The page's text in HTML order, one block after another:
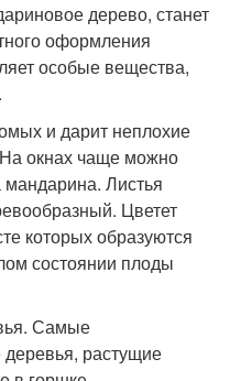
дерево, станет
оформления
особые вещества,
и дарит неплохие
окнах чаще можно
мандарина. Листья
Цветет
которых образуются
состоянии плоды